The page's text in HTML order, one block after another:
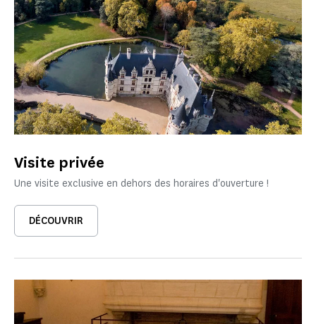
Visite privée
Une visite exclusive en dehors des horaires d'ouverture !
DÉCOUVRIR